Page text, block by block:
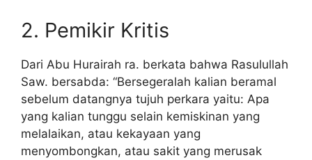
2. Pemikir Kritis
Dari Abu Hurairah ra. berkata bahwa Rasulullah
Saw. bersabda: “Bersegeralah kalian beramal
sebelum datangnya tujuh perkara yaitu: Apa
yang kalian tunggu selain kemiskinan yang
melalaikan, atau kekayaan yang
menyombongkan, atau sakit yang merusak